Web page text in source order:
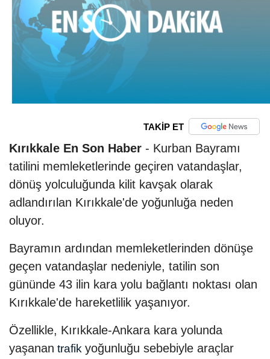
TAKİP ET
Kırıkkale En Son Haber - Kurban Bayramı
tatilini memleketlerinde geçiren vatandaşlar,
dönüş yolculuğunda kilit kavşak olarak
adlandırılan Kırıkkale'de yoğunluğa neden
oluyor.
Bayramın ardından memleketlerinden dönüşe
geçen vatandaşlar nedeniyle, tatilin son
gününde 43 ilin kara yolu bağlantı noktası olan
Kırıkkale'de hareketlilik yaşanıyor.
Özellikle, Kırıkkale-Ankara kara yolunda
yaşanan trafik yoğunluğu sebebiyle araçlar